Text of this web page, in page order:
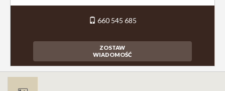
660 545 685
ZOSTAW
WIADOMOŚĆ